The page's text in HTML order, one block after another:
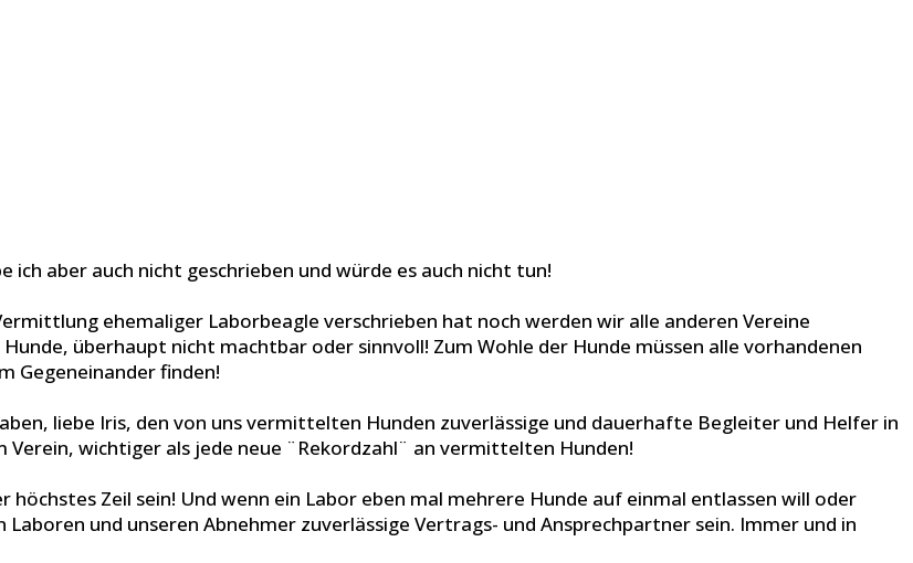
aber auch nicht geschrieben und würde es auch nicht tun!
ehemaliger Laborbeagle verschrieben hat noch werden wir alle anderen Vereine
überhaupt nicht machtbar oder sinnvoll! Zum Wohle der Hunde müssen alle vorhandenen
Gegeneinander finden!
liebe Iris, den von uns vermittelten Hunden zuverlässige und dauerhafte Begleiter und Helfer in
wichtiger als jede neue ¨Rekordzahl¨ an vermittelten Hunden!
höchstes Zeil sein! Und wenn ein Labor eben mal mehrere Hunde auf einmal entlassen will oder
und unseren Abnehmer zuverlässige Vertrags- und Ansprechpartner sein. Immer und in